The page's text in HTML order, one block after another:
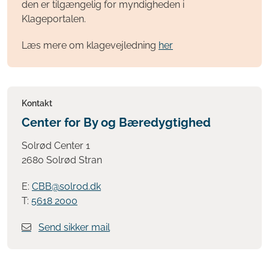
den er tilgængelig for myndigheden i
Klageportalen.
Læs mere om klagevejledning her
Kontakt
Center for By og Bæredygtighed
Solrød Center 1
2680 Solrød Stran
E: CBB@solrod.dk
T: 5618 2000
Send sikker mail